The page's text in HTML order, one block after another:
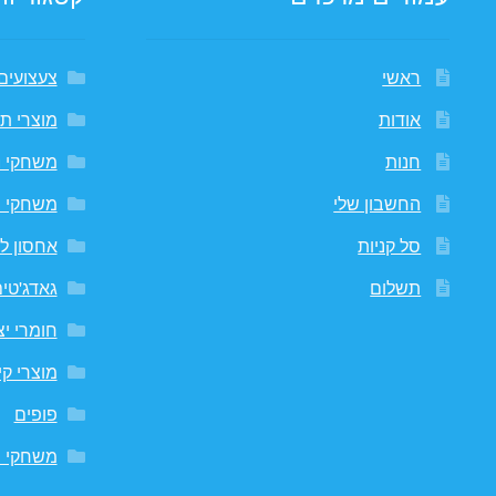
ראשי
אודות
חנות
החשבון שלי
סל קניות
תשלום
מוצרי
משחקי
משחקי
אחסון
חומרי
מוצרי
פופים
משחקי